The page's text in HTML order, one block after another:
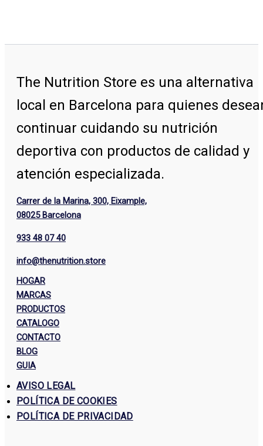
The Nutrition Store es una alternativa
local en Barcelona para quienes
continuar cuidando su nutrición
deportiva con productos de calidad y
atención especializada.
Carrer de la Marina, 300, Eixample,
08025 Barcelona
933 48 07 40
info@thenutrition.store
HOGAR
MARCAS
PRODUCTOS
CATALOGO
CONTACTO
BLOG
GUIA
AVISO LEGAL
POLÍTICA DE COOKIES
POLÍTICA DE PRIVACIDAD